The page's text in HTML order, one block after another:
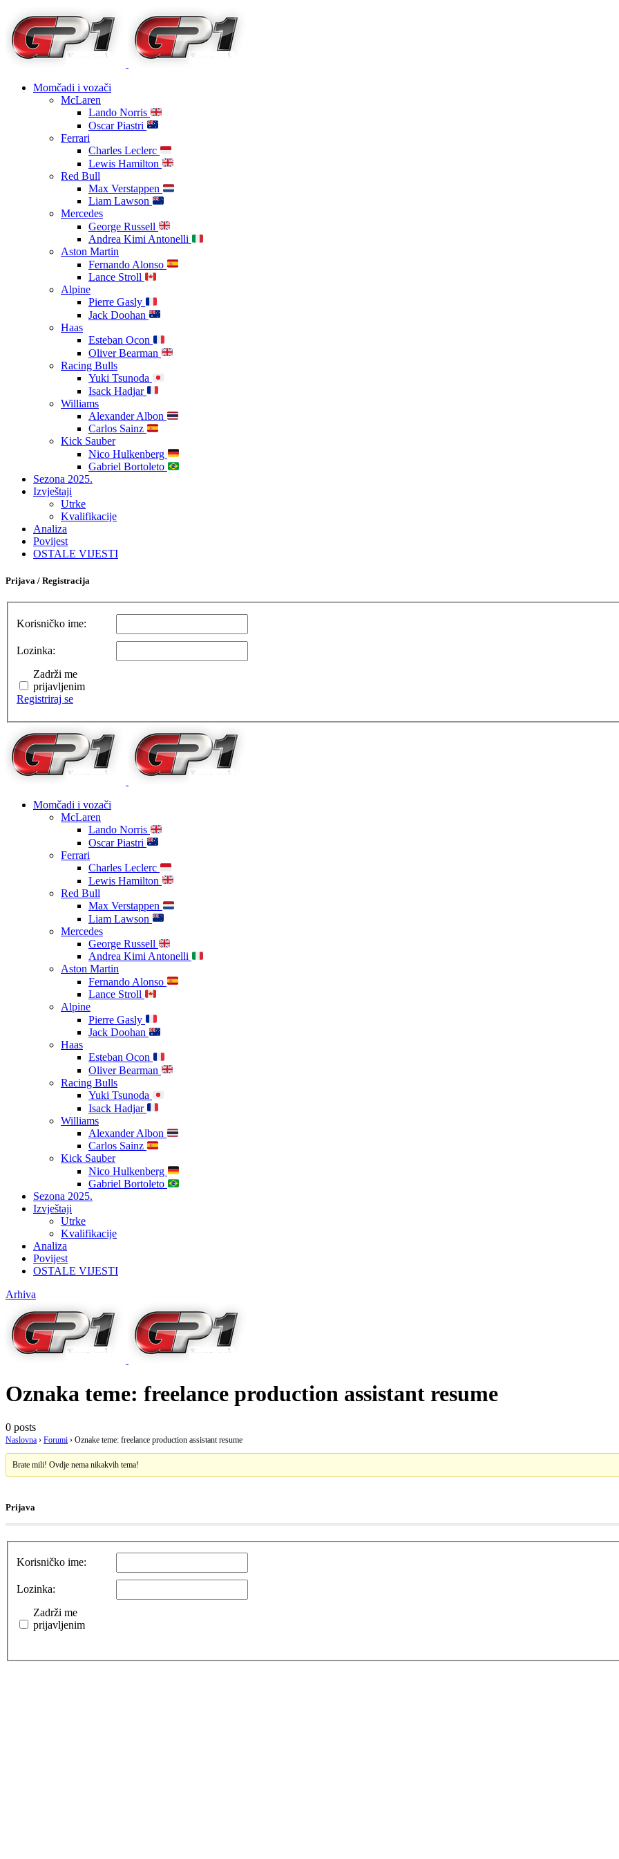
Momčadi i vozači
McLaren
Lando Norris
Oscar Piastri
Ferrari
Charles Leclerc
Lewis Hamilton
Red Bull
Max Verstappen
Liam Lawson
Mercedes
George Russell
Andrea Kimi Antonelli
Aston Martin
Fernando Alonso
Lance Stroll
Alpine
Pierre Gasly
Jack Doohan
Haas
Esteban Ocon
Oliver Bearman
Racing Bulls
Yuki Tsunoda
Isack Hadjar
Williams
Alexander Albon
Carlos Sainz
Kick Sauber
Nico Hulkenberg
Gabriel Bortoleto
Sezona 2025.
Izvještaji
Utrke
Kvalifikacije
Analiza
Povijest
OSTALE VIJESTI
Prijava / Registracija
Korisničko ime:
Lozinka:
Zadrži me
prijavljenim
Registriraj se
Momčadi i vozači
McLaren
Lando Norris
Oscar Piastri
Ferrari
Charles Leclerc
Lewis Hamilton
Red Bull
Max Verstappen
Liam Lawson
Mercedes
George Russell
Andrea Kimi Antonelli
Aston Martin
Fernando Alonso
Lance Stroll
Alpine
Pierre Gasly
Jack Doohan
Haas
Esteban Ocon
Oliver Bearman
Racing Bulls
Yuki Tsunoda
Isack Hadjar
Williams
Alexander Albon
Carlos Sainz
Kick Sauber
Nico Hulkenberg
Gabriel Bortoleto
Sezona 2025.
Izvještaji
Utrke
Kvalifikacije
Analiza
Povijest
OSTALE VIJESTI
Arhiva
Oznaka teme: freelance production assistant resume
0 posts
Naslovna › Forumi › Oznake teme: freelance production assistant resume
Brate mili! Ovdje nema nikakvih tema!
Prijava
Korisničko ime:
Lozinka:
Zadrži me
prijavljenim